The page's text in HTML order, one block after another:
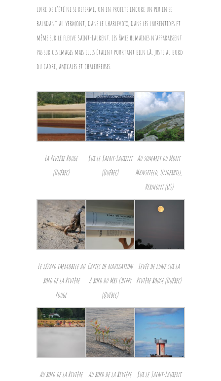
livre de l’été ne se referme, on en profite encore un peu en se
baladant au Vermont, dans le Charlevoix, dans les Laurentides et
même sur le fleuve Saint-Laurent. Les âmes humaines n’apparaissent
pas sur ces images mais elles étaient pourtant bien là, juste au bord
du cadre, amicales et chaleureuses.
La Rivière Rouge
(Québec)
Sur le Saint-Laurent
(Québec)
Au sommet du Mont
Mansfield, Underhill,
Vermont (US)
Le lézard immobile au
bord de la Rivière
Rouge
Cartes de navigation
à bord du Mrs Chippy
(Québec)
Levée de lune sur la
Rivière Rouge (Québec)
Au bord de la Rivière Au bord de la Rivière Sur le Saint-Laurent